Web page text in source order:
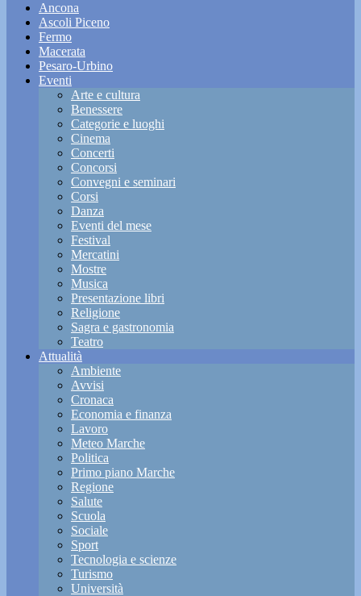
Ancona
Ascoli Piceno
Fermo
Macerata
Pesaro-Urbino
Eventi
Arte e cultura
Benessere
Categorie e luoghi
Cinema
Concerti
Concorsi
Convegni e seminari
Corsi
Danza
Eventi del mese
Festival
Mercatini
Mostre
Musica
Presentazione libri
Religione
Sagra e gastronomia
Teatro
Attualità
Ambiente
Avvisi
Cronaca
Economia e finanza
Lavoro
Meteo Marche
Politica
Primo piano Marche
Regione
Salute
Scuola
Sociale
Sport
Tecnologia e scienze
Turismo
Università